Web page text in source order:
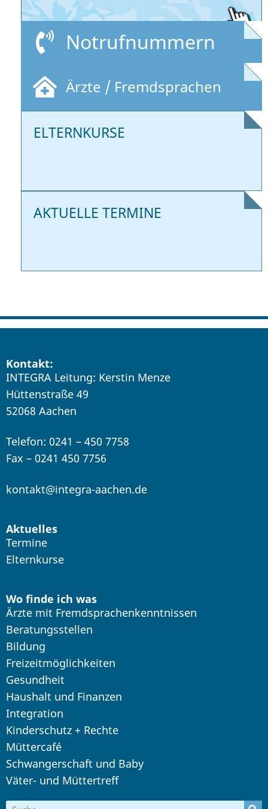
Notrufnummern
Ärzte / Fremdsprachen
ELTERNKURSE
AKTUELLE TERMINE
Kontakt:
INTEGRA Leitung: Kerstin Menze
Hüttenstraße 49
52068 Aachen
Telefon: 0241 – 450 7758
Fax – 0241 450 7756
kontakt@integra-aachen.de
Aktuelles
Termine
Elternkurse
Wo finde ich was
Ärzte mit Fremdsprachenkenntnissen
Beratungsstellen
Bildung
Freizeitmöglichkeiten
Gesundheit
Haushalt und Finanzen
Integration
Kinderschutz + Rechte
Müttercafé
Schwangerschaft und Baby
Väter- und Müttertreff